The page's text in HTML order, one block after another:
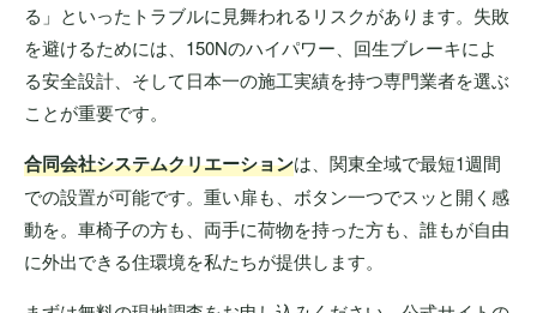
る」といったトラブルに見舞われるリスクがあります。失敗
を避けるためには、150Nのハイパワー、回生ブレーキによ
る安全設計、そして日本一の施工実績を持つ専門業者を選ぶ
ことが重要です。
合同会社システムクリエーションは、関東全域で最短1週間
での設置が可能です。重い扉も、ボタン一つでスッと開く感
動を。車椅子の方も、両手に荷物を持った方も、誰もが自由
に外出できる住環境を私たちが提供します。